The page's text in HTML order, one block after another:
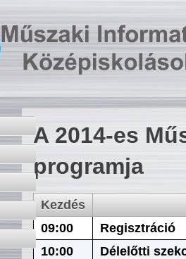
A 2014-es
programja
Kezdés
09:00
Regisztráció
10:00
Délelőtti